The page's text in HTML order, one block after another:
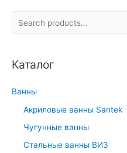
r
h
Каталог
Ванны
Акриловые ванны Santek
Чугунные ванны
Стальные ванны ВИЗ